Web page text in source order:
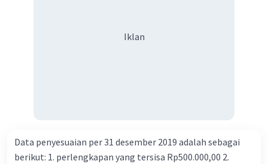
Iklan
Data penyesuaian per 31 desember 2019 adalah sebagai
berikut: 1. perlengkapan yang tersisa Rp500.000,00 2.